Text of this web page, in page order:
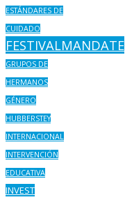
ESTÁNDARES DE
CUIDADO
FESTIVALMANDATE
GRUPOS DE
HERMANOS
GÉNERO
HUBBERSTEY
INTERNACIONAL
INTERVENCIÓN
EDUCATIVA
INVEST